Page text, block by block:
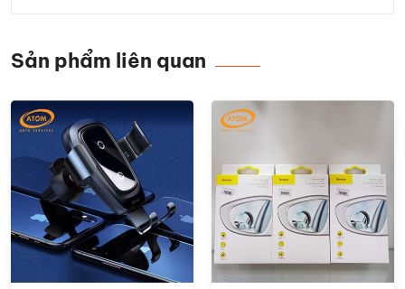
Sản phẩm liên quan